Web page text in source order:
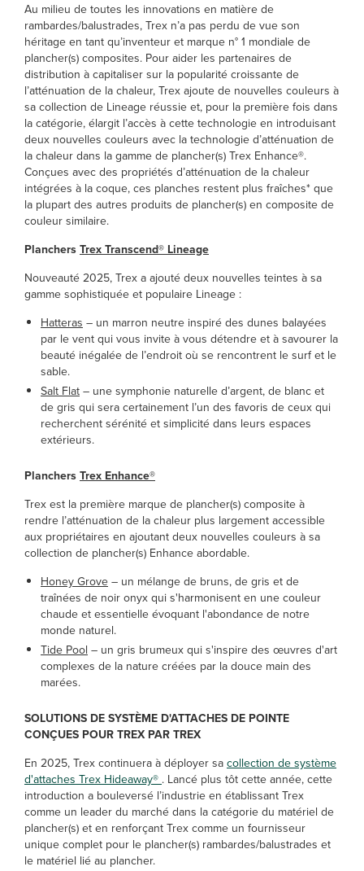
Au milieu de toutes les innovations en matière de
rambardes/balustrades, Trex n’a pas perdu de vue son
héritage en tant qu’inventeur et marque n° 1 mondiale de
plancher(s) composites. Pour aider les partenaires de
distribution à capitaliser sur la popularité croissante de
l’atténuation de la chaleur, Trex ajoute de nouvelles couleurs à
sa collection de Lineage réussie et, pour la première fois dans
la catégorie, élargit l’accès à cette technologie en introduisant
deux nouvelles couleurs avec la technologie d’atténuation de
la chaleur dans la gamme de plancher(s) Trex Enhance®.
Conçues avec des propriétés d’atténuation de la chaleur
intégrées à la coque, ces planches restent plus fraîches* que
la plupart des autres produits de plancher(s) en composite de
couleur similaire.
PlanchersTrex Transcend® Lineage
Nouveauté 2025, Trex a ajouté deux nouvelles teintes à sa
gamme sophistiquée et populaire Lineage :
Hatteras– un marron neutre inspiré des dunes balayées
par le vent qui vous invite à vous détendre et à savourer la
beauté inégalée de l’endroit où se rencontrent le surf et le
sable.
Salt Flat– une symphonie naturelle d’argent, de blanc et
de gris qui sera certainement l’un des favoris de ceux qui
recherchent sérénité et simplicité dans leurs espaces
extérieurs.
PlanchersTrex Enhance®
Trex est la première marque de plancher(s) composite à
rendre l’atténuation de la chaleur plus largement accessible
aux propriétaires en ajoutant deux nouvelles couleurs à sa
collection de plancher(s) Enhance abordable.
Honey Grove– un mélange de bruns, de gris et de
traînées de noir onyx qui s'harmonisent en une couleur
chaude et essentielle évoquant l'abondance de notre
monde naturel.
Tide Pool– un gris brumeux qui s'inspire des œuvres d'art
complexes de la nature créées par la douce main des
marées.
SOLUTIONS DE SYSTÈME D'ATTACHES DE POINTE
CONÇUES POUR TREX PAR TREX
En 2025, Trex continuera à déployer sacollection de système
d'attaches Trex Hideaway®. Lancé plus tôt cette année, cette
introduction a bouleversé l’industrie en établissant Trex
comme un leader du marché dans la catégorie du matériel de
plancher(s) et en renforçant Trex comme un fournisseur
unique complet pour le plancher(s) rambardes/balustrades et
le matériel lié au plancher.